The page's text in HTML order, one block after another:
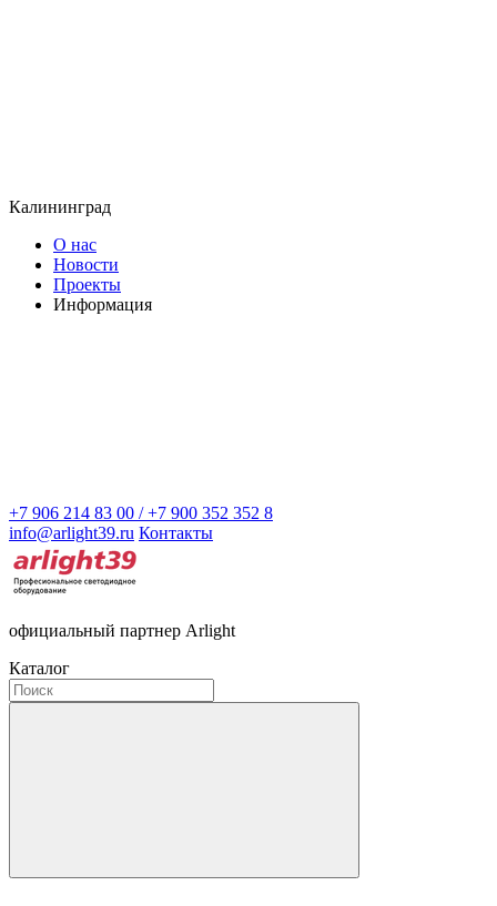
Калининград
О нас
Новости
Проекты
Информация
+7 906 214 83 00 / +7 900 352 352 8
info@arlight39.ru Контакты
официальный партнер Arlight
Каталог